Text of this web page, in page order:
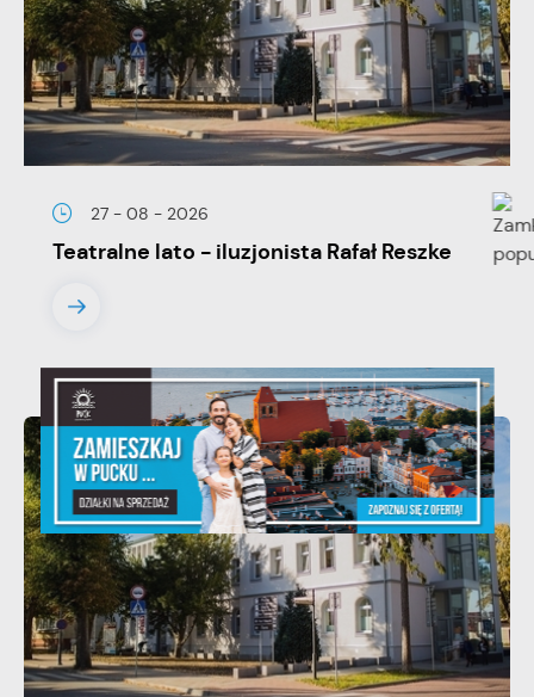
27 - 08 - 2026
Teatralne lato - iluzjonista Rafał Reszke